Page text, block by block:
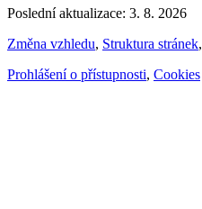
Poslední aktualizace: 3. 8. 2026
Změna vzhledu, Struktura stránek,
Prohlášení o přístupnosti, Cookies